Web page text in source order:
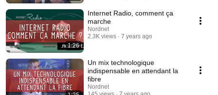
1:26
Internet Radio, comment ça
marche
Nordnet
2.3K views
7 years ago
Un mix technologique
indispensable en attendant la
fibre
Nordnet